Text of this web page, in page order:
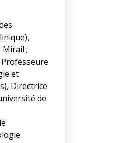
;
et
Directrice
de